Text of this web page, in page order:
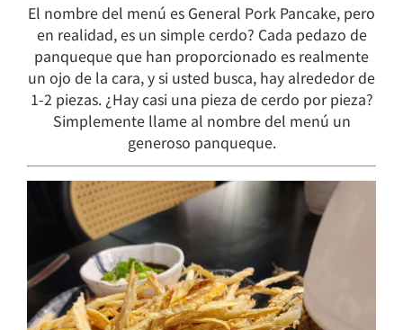
El nombre del menú es General Pork Pancake, pero
en realidad, es un simple cerdo? Cada pedazo de
panqueque que han proporcionado es realmente
un ojo de la cara, y si usted busca, hay alrededor de
1-2 piezas. ¿Hay casi una pieza de cerdo por pieza?
Simplemente llame al nombre del menú un
generoso panqueque.